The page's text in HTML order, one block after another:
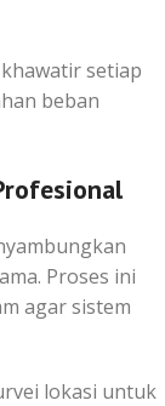
setiap
beban
Proses ini
agar sistem
lokasi untuk